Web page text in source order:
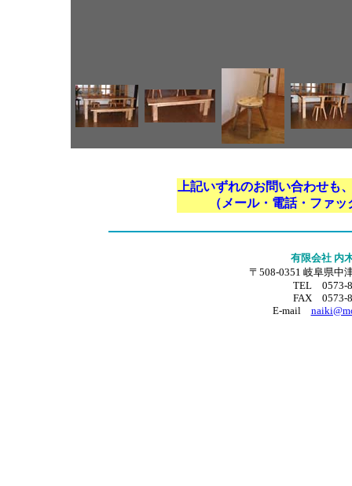
上記いずれのお問い合わせも
（メール・電話・ファ
有限会社 内
〒508-0351 岐阜県中
TEL 0573-
FAX 0573-
E-mail